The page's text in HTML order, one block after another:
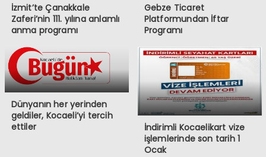
İzmit’te Çanakkale
Zaferi’nin 111. yılına anlamlı
anma programı
Gebze Ticaret
Platformundan İftar
Programı
Dünyanın her yerinden
geldiler, Kocaeli’yi tercih
ettiler
İndirimli Kocaelikart vize
işlemlerinde son tarih 1
Ocak